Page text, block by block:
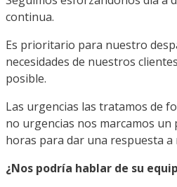
continua.
Es prioritario para nuestro
necesidades de nuestros
posible.
Las urgencias las tratamos de
no urgencias nos marcamos un
horas para dar una respuesta a
¿Nos podría hablar de su